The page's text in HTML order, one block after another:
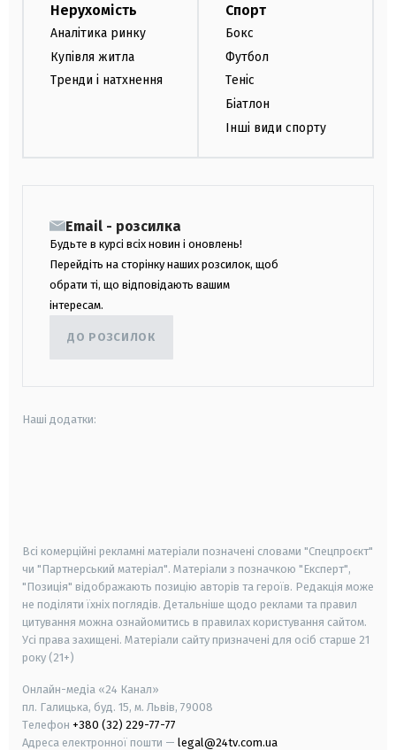
Нерухомість
Аналітика ринку
Купівля житла
Тренди і натхнення
Спорт
Бокс
Футбол
Теніс
Біатлон
Інші види спорту
Email - розсилка
Будьте в курсі всіх новин і оновлень!
Перейдіть на сторінку наших розсилок, щоб
обрати ті, що відповідають вашим
інтересам.
ДО РОЗСИЛОК
Наші додатки:
Всі комерційні рекламні матеріали позначені словами "Спецпроєкт"
чи "Партнерський матеріал". Матеріали з позначкою "Експерт",
"Позиція" відображають позицію авторів та героїв. Редакція може
не поділяти їхніх поглядів. Детальніше щодо реклами та правил
цитування можна ознайомитись в правилах користування сайтом.
Усі права захищені. Матеріали сайту призначені для осіб старше 21
року (21+)
Онлайн-медіа «24 Канал»
пл. Галицька, буд. 15, м. Львів, 79008
Телефон +380 (32) 229-77-77
Адреса електронної пошти — legal@24tv.com.ua